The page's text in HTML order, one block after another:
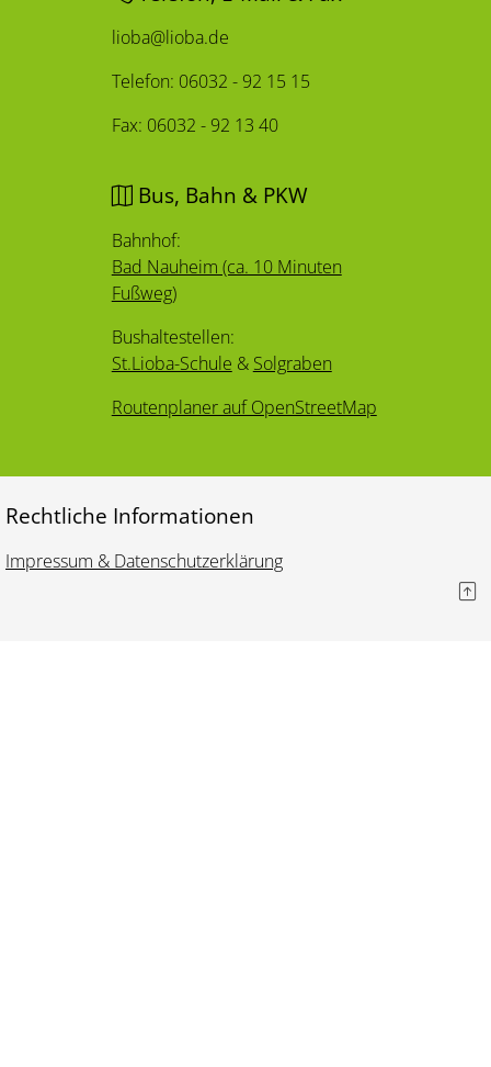
lioba@lioba.de
Telefon: 06032 - 92 15 15
Fax: 06032 - 92 13 40
Bus, Bahn & PKW
Bahnhof:
Bad Nauheim (ca. 10 Minuten
Fußweg)
Bushaltestellen:
St.Lioba-Schule & Solgraben
Routenplaner auf OpenStreetMap
Rechtliche Informationen
Impressum & Datenschutzerklärung